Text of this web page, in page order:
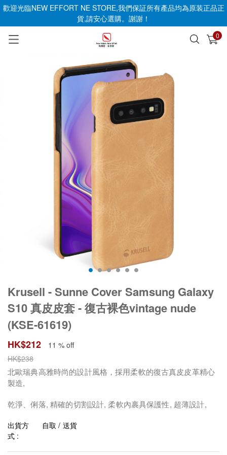
歡迎光臨NEW EFFORT NE STORE,我們保証所有產品均為原装正品正
貨,請安心選購。謝謝！
0
已加入購物車 查看
Krusell - Sunne Cover Samsung Galaxy
S10 真皮皮套 - 復古裸色vintage nude
(KSE-61619)
HK$212
11 % off
HK$238
北歐瑞典高雅時尚的設計風格，採用柔軟的復古真皮皮革精心
製造,
乾淨、俐落, 精確的切割設計, 柔軟內裹具保護性, 超薄設計,
出貨方
式 :
自取 / 送貨